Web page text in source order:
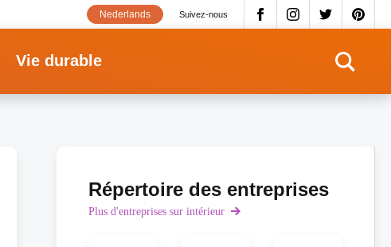
Suivez-nous
Nederlands
Vie durable
Répertoire des entreprises
Plus d'entreprises sur intérieur